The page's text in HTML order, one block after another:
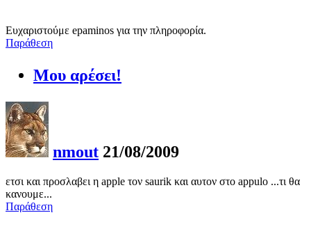
Ευχαριστούμε epaminos για την πληροφορία.
Παράθεση
Μου αρέσει!
nmout 21/08/2009
ετσι και προσλαβει η apple τον saurik και αυτον στο appulo ...τι θα
κανουμε...
Παράθεση